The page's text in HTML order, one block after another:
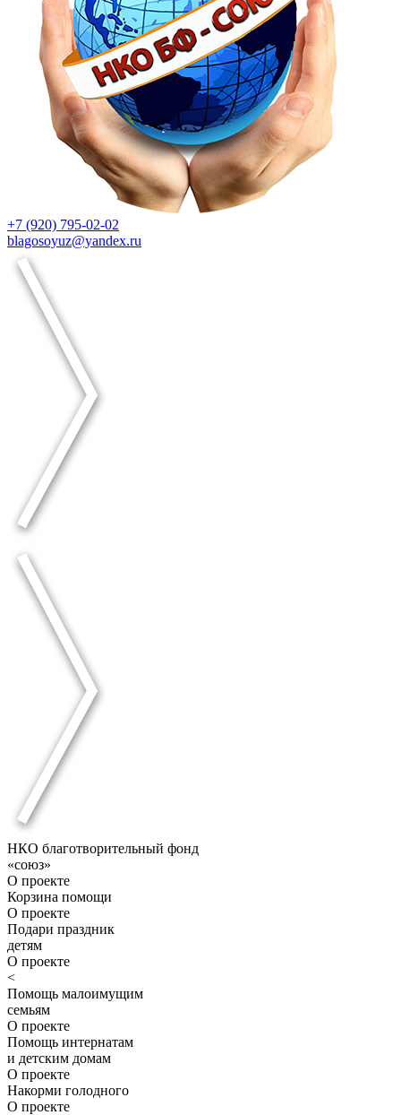
+7 (920) 795-02-02
blagosoyuz@yandex.ru
НКО благотворительный фонд
«союз»
О проекте
Корзина помощи
О проекте
Подари праздник
детям
О проекте
<
Помощь малоимущим
семьям
О проекте
Помощь интернатам
и детским домам
О проекте
Накорми голодного
О проекте